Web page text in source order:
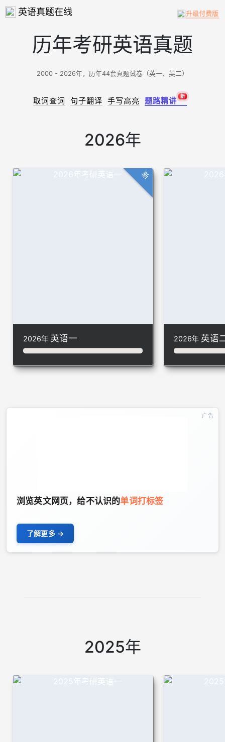
英语真题在线 升级付费版
历年考研英语真题
2000 - 2026年，历年44套真题试卷（英一、英二）
取词查词 句子翻译 手写高亮 题路精讲 新
2026年
2026年 英语一
新
2026年 英语
广告
浏览英文网页，给不认识的单词打标签
了解更多
2025年